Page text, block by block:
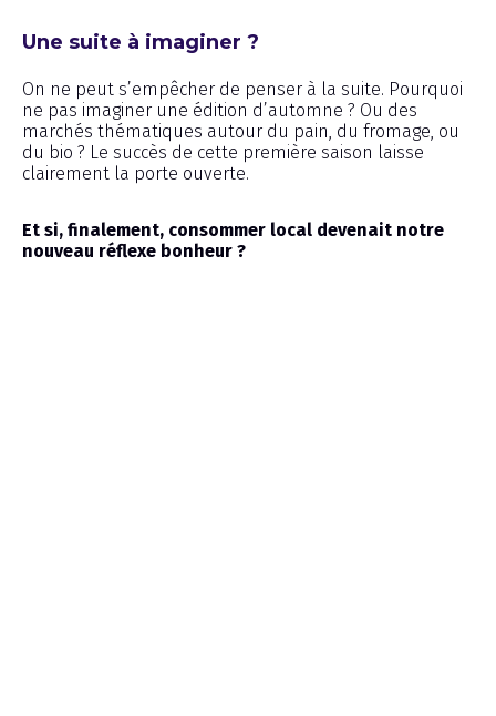
Une suite à imaginer ?
On ne peut s’empêcher de penser à la suite. Pourquoi
ne pas imaginer une édition d’automne ? Ou des
marchés thématiques autour du pain, du fromage, ou
du bio ? Le succès de cette première saison laisse
clairement la porte ouverte.
Et si, finalement, consommer local devenait notre
nouveau réflexe bonheur ?